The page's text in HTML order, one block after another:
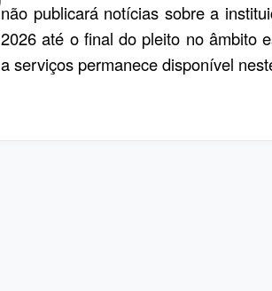
não publicará notícias sobre a
2026 até o final do pleito no âmbito
a serviços permanece disponível